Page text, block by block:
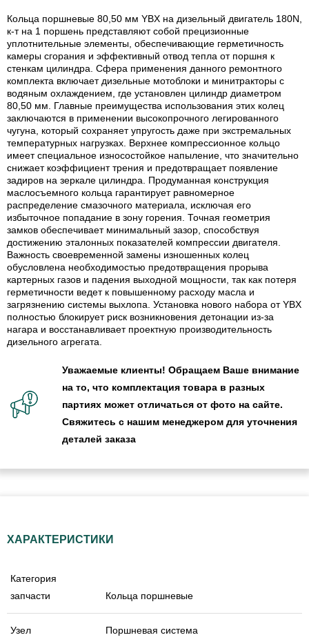
Кольца поршневые 80,50 мм YBX на дизельный двигатель 180N,
к-т на 1 поршень представляют собой прецизионные
уплотнительные элементы, обеспечивающие герметичность
камеры сгорания и эффективный отвод тепла от поршня к
стенкам цилиндра. Сфера применения данного ремонтного
комплекта включает дизельные мотоблоки и минитракторы с
водяным охлаждением, где установлен цилиндр диаметром
80,50 мм. Главные преимущества использования этих колец
заключаются в применении высокопрочного легированного
чугуна, который сохраняет упругость даже при экстремальных
температурных нагрузках. Верхнее компрессионное кольцо
имеет специальное износостойкое напыление, что значительно
снижает коэффициент трения и предотвращает появление
задиров на зеркале цилиндра. Продуманная конструкция
маслосъемного кольца гарантирует равномерное
распределение смазочного материала, исключая его
избыточное попадание в зону горения. Точная геометрия
замков обеспечивает минимальный зазор, способствуя
достижению эталонных показателей компрессии двигателя.
Важность своевременной замены изношенных колец
обусловлена необходимостью предотвращения прорыва
картерных газов и падения выходной мощности, так как потеря
герметичности ведет к повышенному расходу масла и
загрязнению системы выхлопа. Установка нового набора от YBX
полностью блокирует риск возникновения детонации из-за
нагара и восстанавливает проектную производительность
дизельного агрегата.
Уважаемые клиенты! Обращаем Ваше внимание
на то, что комплектация товара в разных
партиях может отличаться от фото на сайте.
Свяжитесь с нашим менеджером для уточнения
деталей заказа
ХАРАКТЕРИСТИКИ
Категория
запчасти
Кольца поршневые
Узел Поршневая система